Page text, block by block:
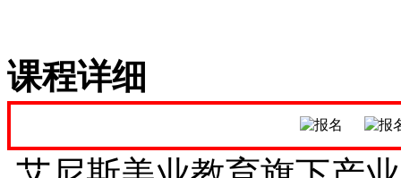
课程详细